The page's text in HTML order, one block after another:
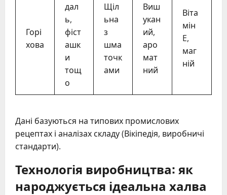
Горі
хова
дал
ь,
фіст
ашк
и
тощ
о
Щіл
ьна
з
шма
точк
ами
Виш
укан
ий,
аро
мат
ний
Віта
мін
E,
маг
ній
Дані базуються на типових промислових
рецептах і аналізах складу (Вікіпедія, виробничі
стандарти).
Технологія виробництва: як
народжується ідеальна халва